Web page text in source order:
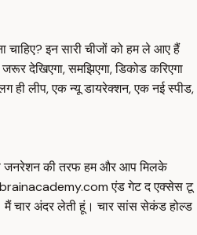
इन सारी चीजों को हम ले आए हैं
देखिएगा, समझिएगा, डिकोड करिएगा
ही लीप, एक न्यू डायरेक्शन, एक नई स्पीड,
जनरेशन की तरफ हम और आप मिलके
एंड गेट द एक्सेस टू
मैं चार अंदर लेती हूं। चार सांस सेकंड होल्ड